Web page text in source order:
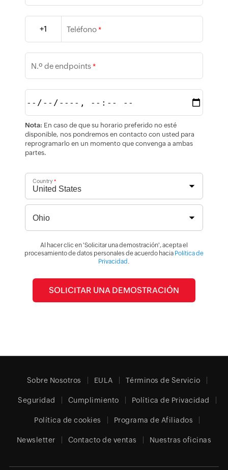
+1 Teléfono*
N.º de endpoints*
Nota: En caso de que su horario preferido no esté
disponible, nos pondremos en contacto con usted para
reprogramarlo en un momento que convenga a ambas
partes.
Country *
Al hacer clic en 'Solicitar una demostración', acepta el
procesamiento de datos personales de acuerdo hacia Política de
Privacidad .
Sobre Nosotros EULA Términos de Servicio
Seguridad Cumplimiento Política de Privacidad
Política de cookies Programa de Afiliados
Newsletter Contacto de ventas Nuestras oficinas